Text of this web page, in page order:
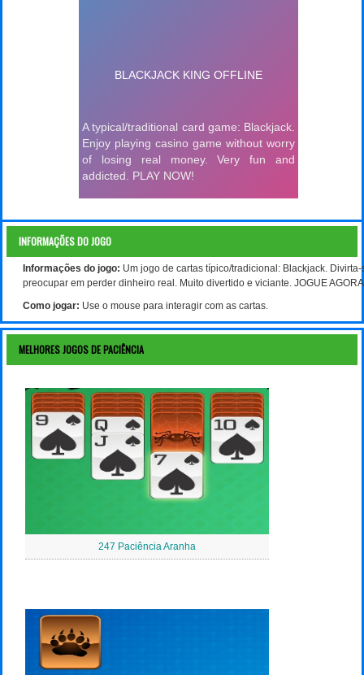
INFORMAÇÕES DO JOGO
Informações do jogo: Um jogo de cartas típico/tradicional: Blackjack.
preocupar em perder dinheiro real. Muito divertido e viciante. JOGUE
Como jogar: Use o mouse para interagir com as cartas.
MELHORES JOGOS DE PACIÊNCIA
247 Paciência Aranha